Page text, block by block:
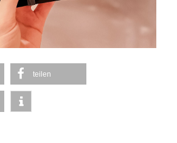
teilen